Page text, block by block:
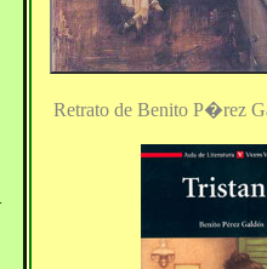
Retrato de Benito P�rez